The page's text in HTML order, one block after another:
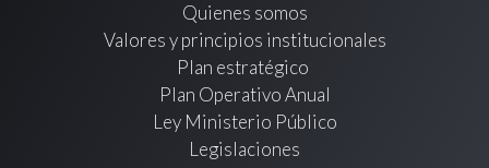
Quienes somos
Valores y principios institucionales
Plan estratégico
Plan Operativo Anual
Ley Ministerio Público
Legislaciones